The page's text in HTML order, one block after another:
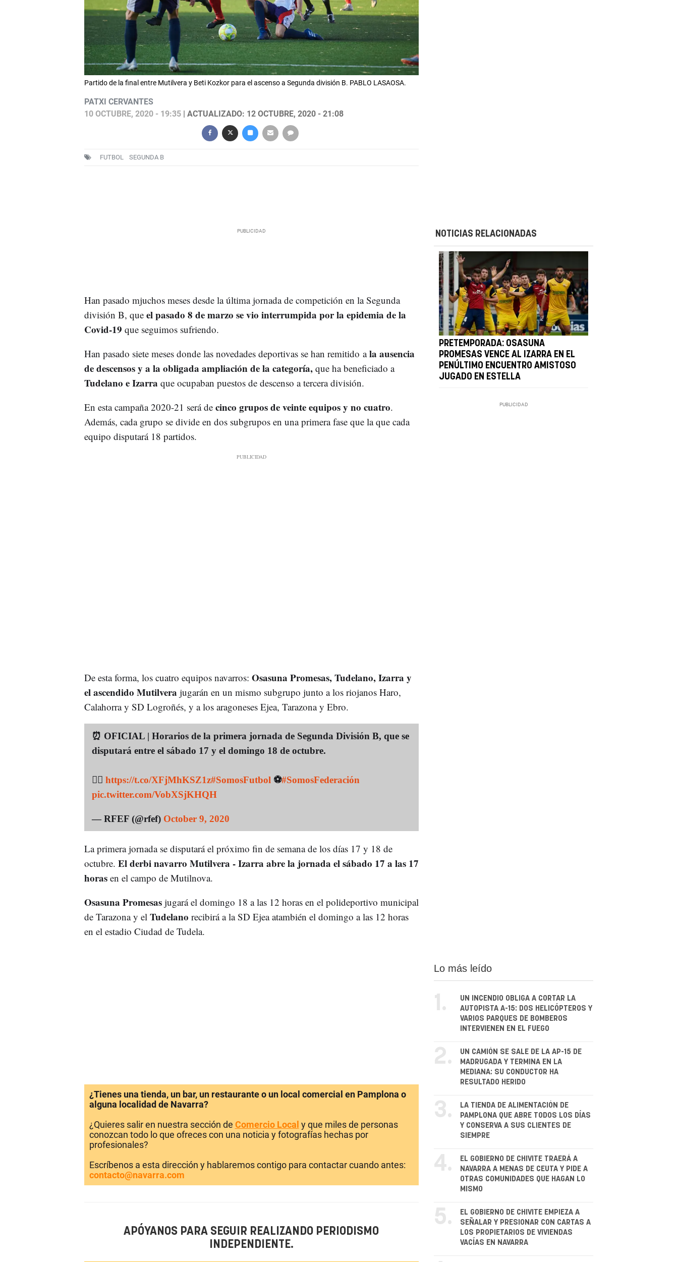
Partido de la final entre Mutilvera y Beti Kozkor para el ascenso a Segunda división B. PABLO LASAOSA.
PATXI CERVANTES
10 OCTUBRE, 2020 - 19:35| ACTUALIZADO: 12 OCTUBRE, 2020 - 21:08
FUTBOL SEGUNDA B
Han pasado mjuchos meses desde la última jornada de competición en la Segunda
división B, que el pasado 8 de marzo se vio interrumpida por la epidemia de la
Covid-19 que seguimos sufriendo.
Han pasado siete meses donde las novedades deportivas se han remitido ala ausencia
de descensos y a la obligada ampliación de la categoría,que ha beneficiado a
Tudelano e Izarra que ocupaban puestos de descenso a tercera división.
En esta campaña 2020-21 será decinco grupos de veinte equipos y no cuatro.
Además, cada grupo se divide en dos subgrupos en una primera fase que la que cada
equipo disputará 18 partidos.
De esta forma, los cuatro equipos navarros: Osasuna Promesas, Tudelano, Izarra y
el ascendido Mutilvera jugarán en un mismo subgrupo junto a los riojanos Haro,
Calahorra y SD Logroñés, y a los aragoneses Ejea, Tarazona y Ebro.
⏰ OFICIAL | Horarios de la primera jornada de Segunda División B, que se
disputará entre el sábado 17 y el domingo 18 de octubre.
👉🏻 https://t.co/XFjMhKSZ1z#SomosFutbol ⚽️#SomosFederación
pic.twitter.com/VobXSjKHQH
— RFEF (@rfef) October 9, 2020
La primera jornada se disputará el próximo fin de semana de los días 17 y 18 de
octubre. El derbi navarro Mutilvera - Izarra abre la jornada el sábado 17 a las 17
horasen el campo de Mutilnova.
Osasuna Promesasjugará el domingo 18 a las 12 horas en el polideportivo municipal
de Tarazona y el Tudelano recibirá a la SD Ejea atambién el domingo a las 12 horas
en el estadio Ciudad de Tudela.
NOTICIAS RELACIONADAS
PRETEMPORADA: OSASUNA
PROMESAS VENCE AL IZARRA EN EL
PENÚLTIMO ENCUENTRO AMISTOSO
JUGADO EN ESTELLA
¿Tienes una tienda, un bar, un restaurante o un local comercial en Pamplona o
alguna localidad de Navarra?
¿Quieres salir en nuestra sección de Comercio Local y que miles de personas
conozcan todo lo que ofreces con una noticia y fotografías hechas por
profesionales?
Escríbenos a esta dirección y hablaremos contigo para contactar cuando antes:
contacto@navarra.com
APÓYANOS PARA SEGUIR REALIZANDO PERIODISMO
INDEPENDIENTE.
Lo más leído
1.
UN INCENDIO OBLIGA A CORTAR LA
AUTOPISTA A-15: DOS HELICÓPTEROS Y
VARIOS PARQUES DE BOMBEROS
INTERVIENEN EN EL FUEGO
2.
UN CAMIÓN SE SALE DE LA AP-15 DE
MADRUGADA Y TERMINA EN LA
MEDIANA: SU CONDUCTOR HA
RESULTADO HERIDO
3.
LA TIENDA DE ALIMENTACIÓN DE
PAMPLONA QUE ABRE TODOS LOS DÍAS
Y CONSERVA A SUS CLIENTES DE
SIEMPRE
4.
EL GOBIERNO DE CHIVITE TRAERÁ A
NAVARRA A MENAS DE CEUTA Y PIDE A
OTRAS COMUNIDADES QUE HAGAN LO
MISMO
5.
EL GOBIERNO DE CHIVITE EMPIEZA A
SEÑALAR Y PRESIONAR CON CARTAS A
LOS PROPIETARIOS DE VIVIENDAS
VACÍAS EN NAVARRA